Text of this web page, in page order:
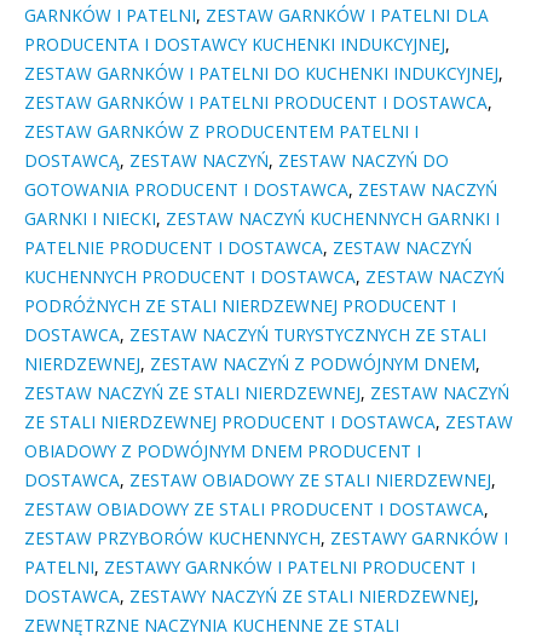
GARNKÓW I PATELNI, ZESTAW GARNKÓW I PATELNI DLA
PRODUCENTA I DOSTAWCY KUCHENKI INDUKCYJNEJ,
ZESTAW GARNKÓW I PATELNI DO KUCHENKI INDUKCYJNEJ,
ZESTAW GARNKÓW I PATELNI PRODUCENT I DOSTAWCA,
ZESTAW GARNKÓW Z PRODUCENTEM PATELNI I
DOSTAWCĄ, ZESTAW NACZYŃ, ZESTAW NACZYŃ DO
GOTOWANIA PRODUCENT I DOSTAWCA, ZESTAW NACZYŃ
GARNKI I NIECKI, ZESTAW NACZYŃ KUCHENNYCH GARNKI I
PATELNIE PRODUCENT I DOSTAWCA, ZESTAW NACZYŃ
KUCHENNYCH PRODUCENT I DOSTAWCA, ZESTAW NACZYŃ
PODRÓŻNYCH ZE STALI NIERDZEWNEJ PRODUCENT I
DOSTAWCA, ZESTAW NACZYŃ TURYSTYCZNYCH ZE STALI
NIERDZEWNEJ, ZESTAW NACZYŃ Z PODWÓJNYM DNEM,
ZESTAW NACZYŃ ZE STALI NIERDZEWNEJ, ZESTAW NACZYŃ
ZE STALI NIERDZEWNEJ PRODUCENT I DOSTAWCA, ZESTAW
OBIADOWY Z PODWÓJNYM DNEM PRODUCENT I
DOSTAWCA, ZESTAW OBIADOWY ZE STALI NIERDZEWNEJ,
ZESTAW OBIADOWY ZE STALI PRODUCENT I DOSTAWCA,
ZESTAW PRZYBORÓW KUCHENNYCH, ZESTAWY GARNKÓW I
PATELNI, ZESTAWY GARNKÓW I PATELNI PRODUCENT I
DOSTAWCA, ZESTAWY NACZYŃ ZE STALI NIERDZEWNEJ,
ZEWNĘTRZNE NACZYNIA KUCHENNE ZE STALI